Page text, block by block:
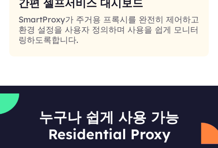
간편 셀프서비스 대시보드
SmartProxy가 주거용 프록시를 완전히 제어하고
환경 설정을 사용자 정의하며 사용을 쉽게 모니터
링하도록합니다.
누구나 쉽게 사용 가능
Residential Proxy